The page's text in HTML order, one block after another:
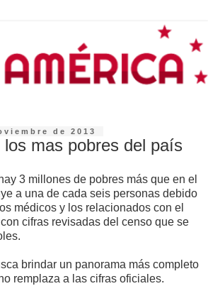
de 2013
mas pobres del país
3 millones de pobres más que en el
a una de cada seis personas debido
médicos y los relacionados con el
cifras revisadas del censo que se
brindar un panorama más completo
remplaza a las cifras oficiales.